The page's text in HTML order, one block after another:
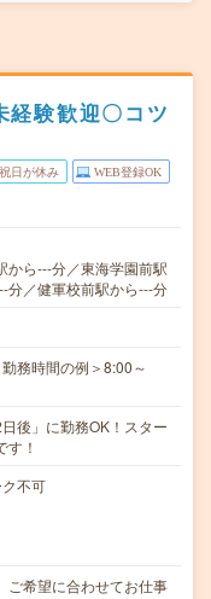
験歓迎〇コツ
日が休み WEB登録OK
から---分／東海学園前駅
分／健軍校前駅から---分
務時間の例＞8:00～
後」に勤務OK！スター
！
不可
ご希望に合わせてお仕事